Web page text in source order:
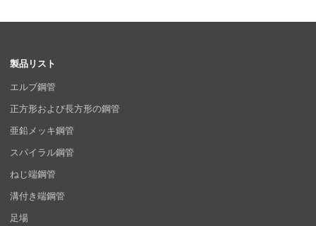
製品リスト
エルブ鋼管
正方形および長方形の鋼管
亜鉛メッキ鋼管
スパイラル鋼管
ねじ端鋼管
溝付き端鋼管
足場